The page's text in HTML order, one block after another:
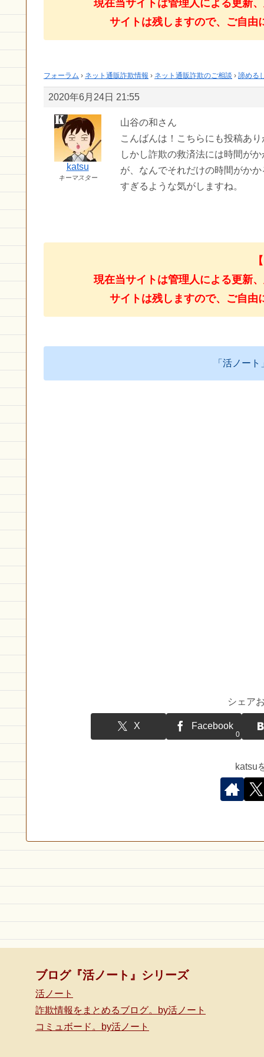
現在当サイトは管理人による更新
サイトは残しますので、ご自由
フォーラム › ネット通販詐欺情報 › ネット通販詐欺のご相談 › 諦める
2020年6月24日 21:55
katsu
キーマスター
山谷の和さん
こんばんは！こちらにも投稿あ
しかし詐欺の救済法には時間が
が、なんでそれだけの時間がか
すぎるような気がしますね。
現在当サイトは管理人による更新
サイトは残しますので、ご自由
「活ノー
シェア
X Facebook
0
katsu
ブログ『活ノート』シリーズ
活ノート
詐欺情報をまとめるブログ。by活ノート
コミュボード。by活ノート